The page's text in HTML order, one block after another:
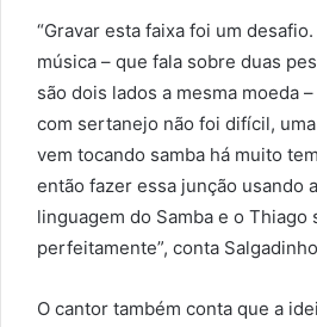
“Gravar esta faixa foi um
música – que fala sobre duas
são dois lados a mesma moeda
com sertanejo não foi difícil,
vem tocando samba há muito
então fazer essa junção usando
linguagem do Samba e o Thiago
perfeitamente”, conta
O cantor também conta que a